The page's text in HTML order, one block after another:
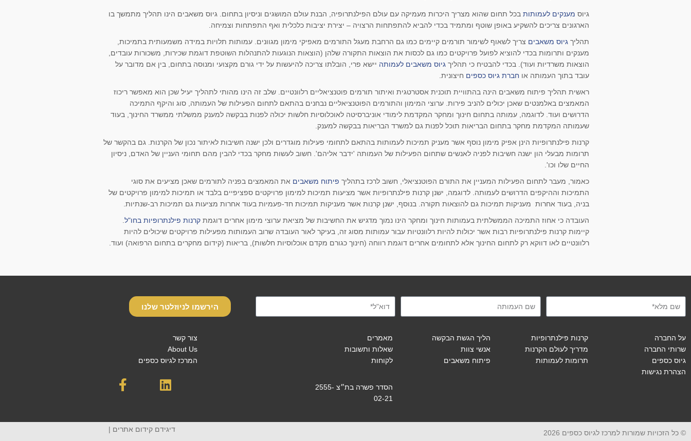
גיוס מענקים לעמותות בכל תחום שהוא מצריך היכרות מעמיקה עם עולם הפילנתרופיה, הבנת עולם המושגים וניסיון בתחום. גיוס משאבים הינו תהליך מתמשך בו
הארגונים צריכים להשקיע באופן שוטף ומתמיד בכדי להביא להתפתחות הרצויה – יצירת יציבות כלכלית ואף התפתחות וצמיחה.
תהליך גיוס משאבים צריך לשאוף לשימור תורמים קיימים כמו גם הרחבת מעגל התורמים מאפיקי מימון מגוונים. עמותות תלויות במידה משמעותית בתמיכות,
מענקים ותרומות בכדי להוציא לפועל פרויקטים כמו גם לכסות את הוצאות התקורה שלהן (הוצאות הנוגעות להתנהלות השוטפת דוגמת שכירות, משכורות עובדים,
הוצאות משרדיות ועוד). בכדי להבטיח כי תהליך גיוס משאבים לעמותה יישא פרי, הובלתו צריכה להיעשות על ידי גורם מקצועי ומנוסה בתחום, בין אם מדובר על
עובד בתוך העמותה או חברת גיוס כספים חיצונית.
ראשית תהליך פיתוח משאבים הינה בהתוויית תוכנית אסטרטגית ואיתור תורמים פוטנציאליים רלוונטיים. שלב זה הינו מהותי לתהליך יעיל שכן הוא מאפשר ריכוז
המאמצים באלמנטים שאכן יכולים להניב פירות. ערוצי המימון והתורמים הפוטנציאליים נבחנים בהתאם לתחום הפעילות של העמותה, סוג והיקף התמיכה
הדרושים ועוד. לדוגמה, עמותה בתחום חינוך ומחקר המקדמת לימודי אוניברסיטה לאוכלוסיות חלשות יכולה לפנות בבקשה למענק ממשלתי ממשרד החינוך, בעוד
שעמותה המקדמת מחקר בתחום הבריאות תוכל לפנות גם למשרד הבריאות בבקשה למענק.
קרנות פילנתרופיות הינן אפיק מימון נוסף אשר מעניק תמיכות לעמותות בהתאם לתחומי פעילות מוגדרים ולכן ישנה חשיבות לאיתור נכון של הקרנות. גם בהקשר של
תרומות מבעלי הון ישנה חשיבות לפניה לאנשים שתחום הפעילות של העמותה 'ידבר אליהם'. חשוב לעשות מחקר בכדי להבין מהם תחומי העניין של האדם, ניסיון
החיים שלו וכו'.
כאמור, מעבר לתחום הפעילות המעניין את התורם הפוטנציאלי, חשוב לרכז בתהליך פיתוח משאבים את המאמצים בפניה לתורמים שאכן מציעים את סוגי
התמיכות וההיקפים הדרושים לעמותה. לדוגמה, ישנן קרנות פילנתרופיות אשר מציעות תמיכות למימון פרויקטים ספציפיים בלבד או תמיכות למימון פרויקטים של
בניה, בעוד אחרות מעניקות תמיכות גם להוצאות תקורה. בנוסף, ישנן קרנות אשר מעניקות תמיכות חד-פעמיות בעוד אחרות מציעות גם תמיכות רב-שנתיות.
העובדה כי אחוז התמיכה הממשלתית בעמותות חינוך ומחקר הינו נמוך מדגיש את החשיבות של מציאת ערוצי מימון אחרים דוגמת קרנות פילנתרופיות בחו"ל
קיימות קרנות פילנתרופיות רבות אשר יכולות להיות רלוונטיות עבור עמותות מסוג זה, בעיקר לאור העובדה שרוב העמותות מפעילות פרויקטים שיכולים להיות
רלוונטיים לאו דווקא רק לתחום החינוך אלא לתחומים אחרים דוגמת רווחה (חינוך כגורם מקדם אוכלוסיות חלשות), בריאות (קידום מחקרים בתחום הרפואה) ועוד.
הירשמו לניוזלטר שלנו
על החברה
שרותי החברה
גיוס כספים
הצהרת נגישות
קרנות פילנתרופיות
מדריך לעולם הקרנות
תרומות לעמותות
הליך הגשת הבקשה
אנשי צוות
פיתוח משאבים
מאמרים
שאלות ותשובות
לקוחות
הסדר פשרה בת״צ 2555-
02-21
צור קשר
About Us
המרכז לגיוס כספים
© כל הזכויות שמורות למרכז לגיוס כספים 2026 דיגידם קידום אתרים |